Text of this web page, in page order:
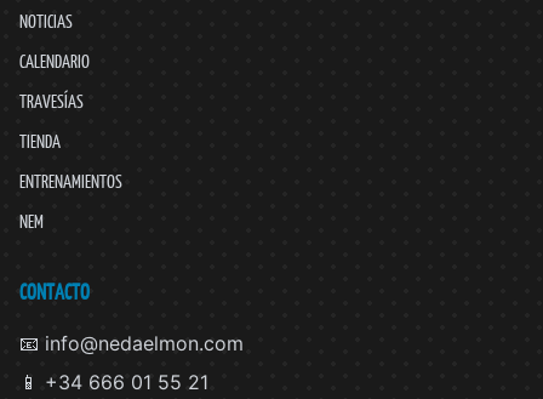
NOTICIAS
CALENDARIO
TRAVESÍAS
TIENDA
ENTRENAMIENTOS
NEM
CONTACTO
📧 info@nedaelmon.com
📱 +34 666 01 55 21